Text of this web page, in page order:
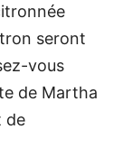
seront
vous
de Martha
de